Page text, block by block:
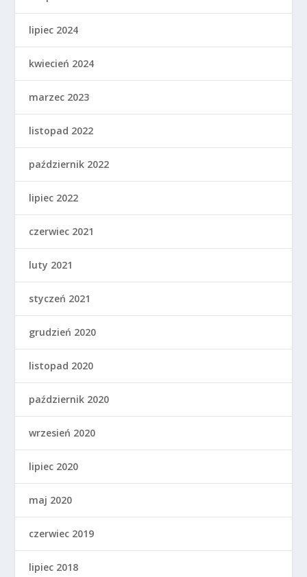
lipiec 2024
kwiecień 2024
marzec 2023
listopad 2022
październik 2022
lipiec 2022
czerwiec 2021
luty 2021
styczeń 2021
grudzień 2020
listopad 2020
październik 2020
wrzesień 2020
lipiec 2020
maj 2020
czerwiec 2019
lipiec 2018